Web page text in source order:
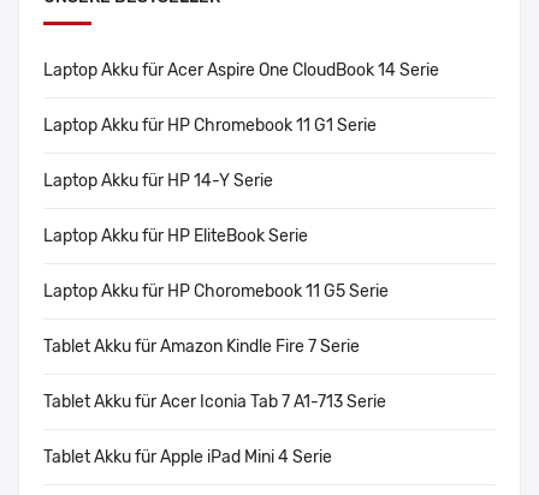
Laptop Akku für Acer Aspire One CloudBook 14 Serie
Laptop Akku für HP Chromebook 11 G1 Serie
Laptop Akku für HP 14-Y Serie
Laptop Akku für HP EliteBook Serie
Laptop Akku für HP Choromebook 11 G5 Serie
Tablet Akku für Amazon Kindle Fire 7 Serie
Tablet Akku für Acer Iconia Tab 7 A1-713 Serie
Tablet Akku für Apple iPad Mini 4 Serie